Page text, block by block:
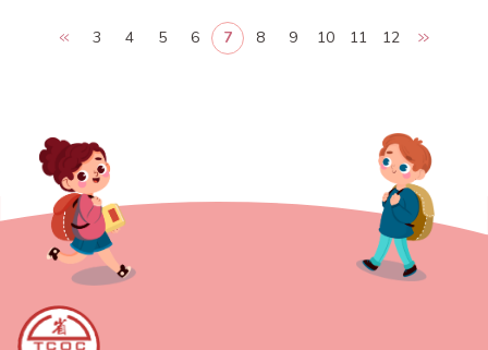
次隨省商會上台表演推廣樂齡珠心算，文武全才，多才多藝，令人
佩服！
3 4 5 6 7 8 9 10 11 12